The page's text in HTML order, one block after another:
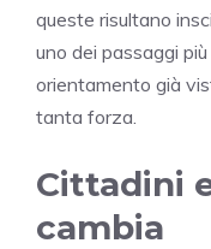
queste risultano
uno dei passaggi
orientamento già
tanta forza.
Cittadini
cambia